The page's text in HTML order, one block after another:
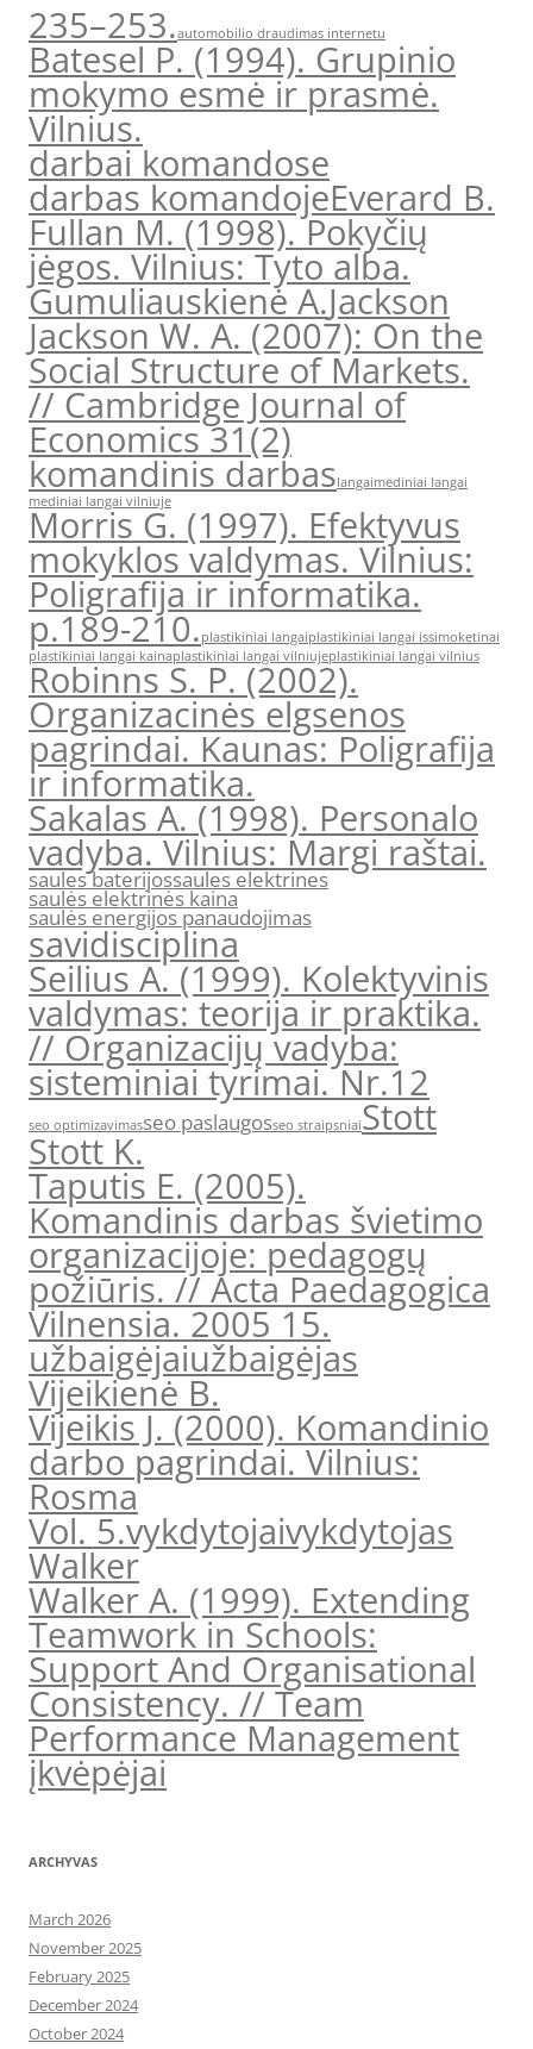
235–253.automobilio draudimas internetu
Batesel P. (1994). Grupinio
mokymo esmė ir prasmė.
Vilnius.
darbai komandose
darbas komandojeEverard B.
Fullan M. (1998). Pokyčių
jėgos. Vilnius: Tyto alba.
Gumuliauskienė A.Jackson
Jackson W. A. (2007): On the
Social Structure of Markets.
// Cambridge Journal of
Economics 31(2)
komandinis darbaslangaimediniai langai
mediniai langai vilniuje
Morris G. (1997). Efektyvus
mokyklos valdymas. Vilnius:
Poligrafija ir informatika.
p.189-210. plastikiniai langaiplastikiniai langai issimoketinai
plastikiniai langai kainaplastikiniai langai vilniujeplastikiniai langai vilnius
Robinns S. P. (2002).
Organizacinės elgsenos
pagrindai. Kaunas: Poligrafija
ir informatika.
Sakalas A. (1998). Personalo
vadyba. Vilnius: Margi raštai.
saules baterijossaules elektrines
saulės elektrinės kaina
saulės energijos panaudojimas
savidisciplina
Seilius A. (1999). Kolektyvinis
valdymas: teorija ir praktika.
// Organizacijų vadyba:
sisteminiai tyrimai. Nr.12
seo optimizavimasseo paslaugosseo straipsniaiStott
Stott K.
Taputis E. (2005).
Komandinis darbas švietimo
organizacijoje: pedagogų
požiūris. // Acta Paedagogica
Vilnensia. 2005 15.
užbaigėjaiužbaigėjas
Vijeikienė B.
Vijeikis J. (2000). Komandinio
darbo pagrindai. Vilnius:
Rosma
Vol. 5.vykdytojaivykdytojas
Walker
Walker A. (1999). Extending
Teamwork in Schools:
Support And Organisational
Consistency. // Team
Performance Management
įkvėpėjai
ARCHYVAS
March 2026
November 2025
February 2025
December 2024
October 2024